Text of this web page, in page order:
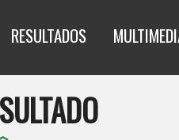
RESULTADOS